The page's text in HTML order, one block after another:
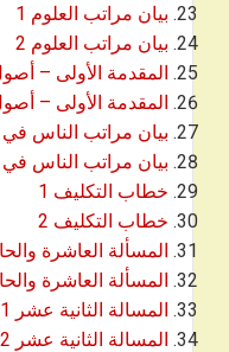
بيان مراتب العلوم 1
بيان مراتب العلوم 2
المقدمة الأولى –
المقدمة الأولى –
بيان مراتب الناس في
بيان مراتب الناس في
خطاب التكليف 1
خطاب التكليف 2
المسألة العاشرة
المسألة العاشرة
المسالة الثانية عشر 1
المسالة الثانية عشر 2